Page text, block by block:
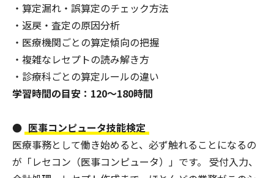
・算定漏れ・誤算定のチェック方法
・返戻・査定の原因分析
・医療機関ごとの算定傾向の把握
・複雑なレセプトの読み解き方
・診療科ごとの算定ルールの違い
学習時間の目安：120〜180時間
● 医事コンピュータ技能検定
医療事務として働き始めると、必ず触れることになるの
が「レセコン（医事コンピュータ）」です。 受付入力、